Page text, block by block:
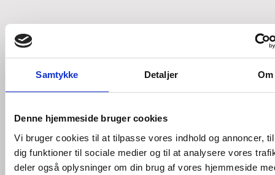
Samtykke Detaljer Om
Denne hjemmeside bruger cookies
Vi bruger cookies til at tilpasse vores indhold og annoncer,
dig funktioner til sociale medier og til at analysere vores
deler også oplysninger om din brug af vores hjemmeside
Osteopati &
Fysioterapi
Osteopatisk behandling | Ane eller
Janus